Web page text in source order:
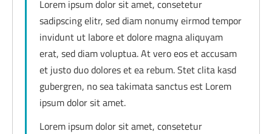
Lorem ipsum dolor sit amet, consetetur
sadipscing elitr, sed diam nonumy eirmod tempor
invidunt ut labore et dolore magna aliquyam
erat, sed diam voluptua. At vero eos et accusam
et justo duo dolores et ea rebum. Stet clita kasd
gubergren, no sea takimata sanctus est Lorem
ipsum dolor sit amet.
Lorem ipsum dolor sit amet, consetetur